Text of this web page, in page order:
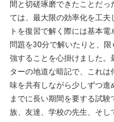
間と切磋琢磨できたことだ
ては、最大限の効率化を工
トを復習で解く際には基本
問題を30分で解いたりと、
強することを心掛けました。
ターの地道な暗記で、これ
味を共有しながら少しずつ
までに長い期間を要する試
族、友達、学校の先生、そし